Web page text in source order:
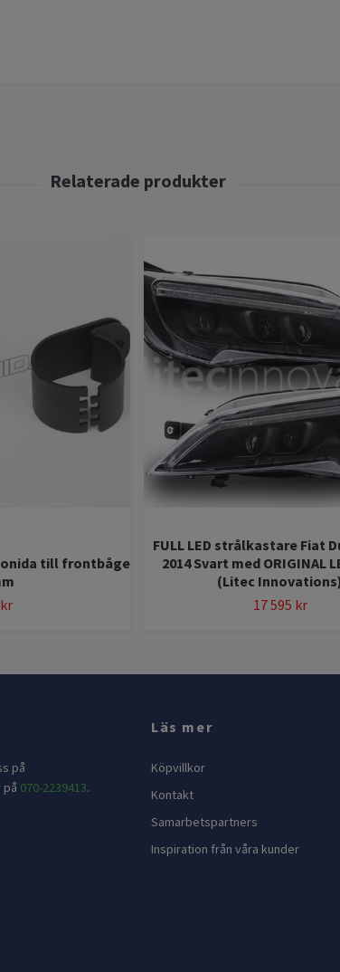
till frontbåge
FULL LED strålkastare Fiat
2014 Svart med ORIGINAL
(Litec
17 595 kr
på
på 070-2239413.
Läs mer
Köpvillkor
Kontakt
Samarbetspartners
Inspiration från våra kunder